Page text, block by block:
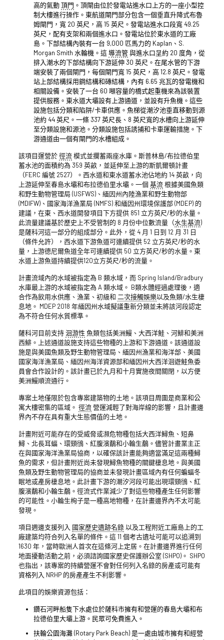
高的氣動頂門 。頂閘由位於發電站進水口上方的一座小型控
制大樓進行操作。東航道閘門部分包含一個垂直升降式布魯
姆閘門，寬 20 英尺，高 15 英尺。發電站進水口段寬 49.25
英尺，配有支架和兩個進水口。發電站位於東水道的工廠
島。下部結構內裝有一台 9,000 匹馬力的 Kaplan、S.
Morgan Smith 水輪機。這導流管與進水口呈約 20 度角，從
排入潮水的下部結構向下游延伸 30 英尺。在尾水管的下游
端安裝了兩個閘門，每個閘門寬 15 英尺，高 12.8 英尺。發電
站上部結構採用鋼結構和磚結構，內有 6.65 兆瓦的發電機和
相關設備。安裝了一台 60 噸容量的橋式起重機來為該裝置
提供服務。東水道大壩設有上游通道，並設有升魚機。這些
設施包括分類和陷阱/卡車供應。魚梯從潮汐池垂直移動到源
池約 44 英尺。一條 337 英尺長、8 英尺寬的水槽向上游延伸
至分類設施和源池。分類設施包括誘捕和卡車運輸措施。下
游通道由一個有閘門的水槽組成。
該項目運營於徑流模式並攔蓄兩座水庫。斯普林島/布拉德伯里
蓄水池的面積約為 359 英畝，並延伸至上游的斯凱爾頓計畫
（FERC 編號 2527）。西水道和東水道蓄水池佔地約 14 英畝，向
上游延伸至春島水壩和布拉德伯里水壩。一個 基流根據美國魚類
和野生動物管理局 (USFWS)、緬因州內陸漁業和野生動物部
(MDIFW)、國家海洋漁業局 (NMFS) 和緬因州環境保護部 (MDEP) 的
建議，在東、西水道開發項目下方提供 851 立方英尺/秒的水量。
此流量建議基於歷史上不受管制的 8 月份中位數流量（水生基流)
是薩科河這一部分的組成部分。此外，從 4 月 1 日到 12 月 31 日
（條件允許），西水道下游魚道可連續提供 52 立方英尺/秒的水
量，上游德尼爾魚道全年可連續提供 50 立方英尺/秒的水量。東
水道上游魚道持續提供120立方英尺/秒的流量。
計畫流域內的水域被指定為 B 類水域，而 Spring Island/Bradbury
水庫最上游的水域被指定為 A 類水域。 B類水體經過處理後，適
合作為飲用水供應、漁業、初級和 二次接觸娛樂以及魚類/水生棲
息地。 MDEP 2018 年緬因州水域擬議重新分類並未將該河段認定
為不符合任何水質標準。
薩科河目前支持洄游性 魚類包括美洲鰻、大西洋鮭、河鯡和美洲
西鯡。上述通道設施支持這些物種的上游和下游通道。該通道設
施是與美國魚類及野生動物管理局、緬因州漁業和海洋部、美國
國家海洋漁業局、緬因州海洋資源部和緬因州大西洋洄遊鮭魚委
員會合作設計的。該計畫已於九月和十月實施夜間關閉，以方便
美洲鰻順流通行。
專案土地僅限於包含專案建築物的土地。該項目周圍是商業和公
寓大樓密集的區域。 徑流營運減輕了對海岸線的影響，且計畫邊
界內不存在具有重大生態價值的土地。
計畫附近可能存在的受威脅或瀕危物種包括大西洋鱘魚、短鼻
鱘、北長耳蝠、環頸鴴、紅腹濱鷸和小輪生鷸。儘管計畫業主正
在與國家海洋漁業局協商，以確保該計畫能夠適當滿足這兩種鱘
魚的需求，但計畫附近尚未發現鱘魚物種的關鍵棲息地。與美國
魚類及野生動物管理局的協商並未發現計畫區域內有任何蝙蝠冬
眠地或產房棲息地。此計畫下游的潮汐河段可能出現環頸鴴、紅
腹濱鷸和小輪生鷸。徑流式作業減少了對這些物種產生任何影響
的可能性。小輪生栒子是一種高地物種，在計畫邊界內不太可能
發現。
項目週邊支援列入 國家歷史遺跡名錄以及工程附近工廠島上的工
廠建築均符合列入名單的條件。這 11 個考古遺址可能可以追溯到
1630 年，當時歐洲人首次在這條河上定居。在計畫邊界進行任何
地面擾動活動之前，必須諮詢國家歷史保護辦公室 (SHPO)。 SHPO
也指出，該專案的持續營運不會對任何列入名錄的房產或可能有
資格列入 NRHP 的房產產生不利影響。
此項目的娛樂資源包括：
鑽石河畔船隻下水處位於薩科市擁有和營運的春島大壩和布
拉德伯里大壩上游。民眾可免費進入。
扶輪公園海灘 (Rotary Park Beach) 是一處由城市擁有和經營